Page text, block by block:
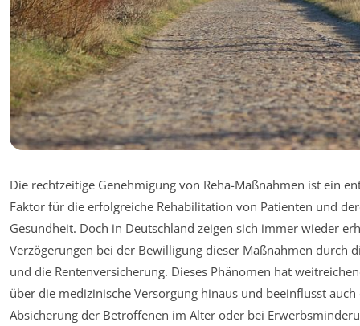
Die rechtzeitige Genehmigung von Reha-Maßnahmen ist ein
Faktor für die erfolgreiche Rehabilitation von Patienten und
Gesundheit. Doch in Deutschland zeigen sich immer wieder
Verzögerungen bei der Bewilligung dieser Maßnahmen durch
und die Rentenversicherung. Dieses Phänomen hat
über die medizinische Versorgung hinaus und beeinflusst
Absicherung der Betroffenen im Alter oder bei